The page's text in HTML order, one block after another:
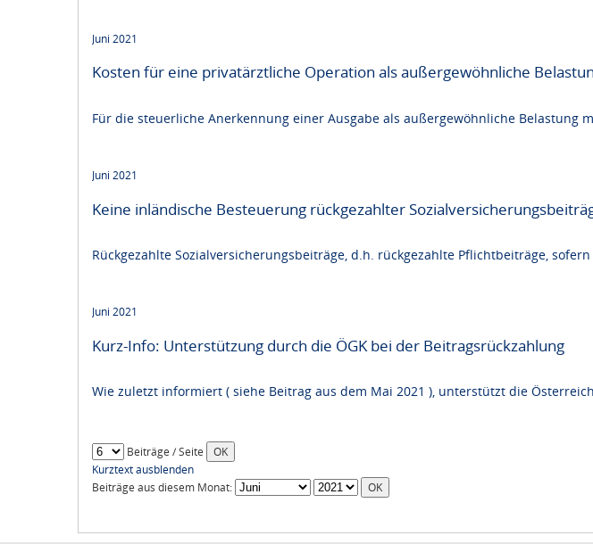
Juni 2021
Kosten für eine privatärztliche Operation als außergewöhnliche
Für die steuerliche Anerkennung einer Ausgabe als außergewöhnliche Belastung
Juni 2021
Keine inländische Besteuerung rückgezahlter
Rückgezahlte Sozialversicherungsbeiträge, d.h. rückgezahlte Pflichtbeiträge,
Juni 2021
Kurz-Info: Unterstützung durch die ÖGK bei der Beitragsrückzahlung
Wie zuletzt informiert ( siehe Beitrag aus dem Mai 2021 ), unterstützt die
Beiträge / Seite
Kurztext ausblenden
Beiträge aus diesem Monat: